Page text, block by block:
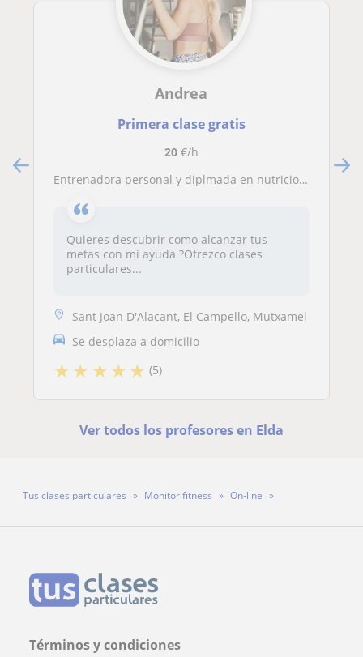
Andrea
Primera clase gratis
20€/h
Entrenadora personal y diplmada en nutricion y dietetica ,ofrezco clases personales para todas las edades ,te animo y te ayudo obtener tu meta mas facil ,sea lo que sea ...Aumentar volumen muscular ,adelgazar , recuperación despues de una operación,enferm
Quieres descubrir como alcanzar tus
metas con mi ayuda ?Ofrezco clases
particulares...
Sant Joan D'Alacant, El Campello, Mutxamel
Se desplaza a domicilio
★★ ★★★ (5)
Ver todos los profesores en Elda
Tus clases particulares Monitor fitness
On-line
Términos y condiciones